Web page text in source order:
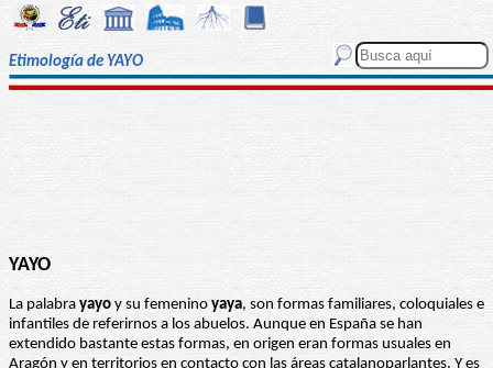
Etimología de YAYO
YAYO
La palabra yayo y su femenino yaya, son formas familiares, coloquiales e
infantiles de referirnos a los abuelos. Aunque en España se han
extendido bastante estas formas, en origen eran formas usuales en
Aragón y en territorios en contacto con las áreas catalanoparlantes. Y es